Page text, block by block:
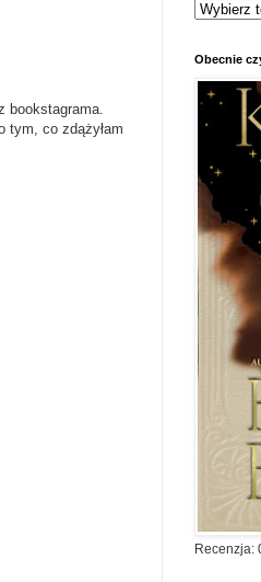
bookstagrama.
tym, co zdążyłam
Obecnie
Recenzja: